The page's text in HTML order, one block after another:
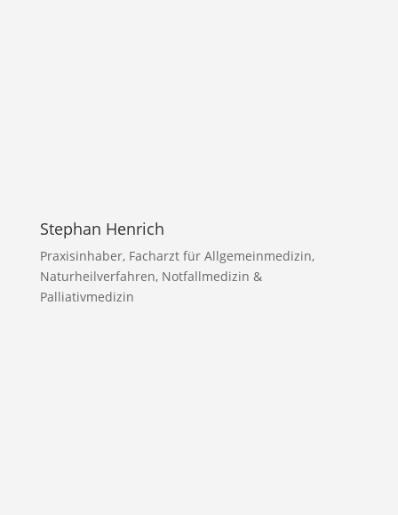
Stephan Henrich
Praxisinhaber, Facharzt für Allgemeinmedizin,
Naturheilverfahren, Notfallmedizin &
Palliativmedizin